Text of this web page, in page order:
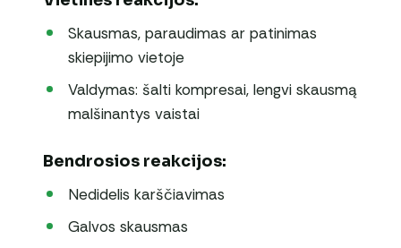
Skausmas, paraudimas ar patinimas
skiepijimo vietoje
Valdymas: šalti kompresai, lengvi skausmą
malšinantys vaistai
Bendrosios reakcijos:
Nedidelis karščiavimas
Galvos skausmas